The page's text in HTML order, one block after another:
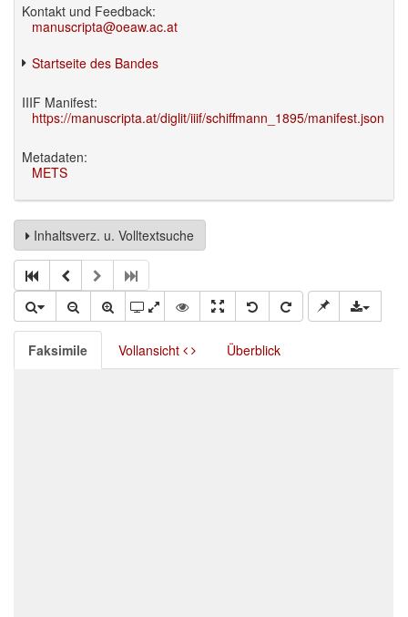
Kontakt und Feedback:
manuscripta@oeaw.ac.at
Startseite des Bandes
IIIF Manifest:
https://manuscripta.at/diglit/iiif/schiffmann_1895/manifest.json
Metadaten:
METS
Inhaltsverz. u. Volltextsuche
Faksimile Vollansicht Überblick